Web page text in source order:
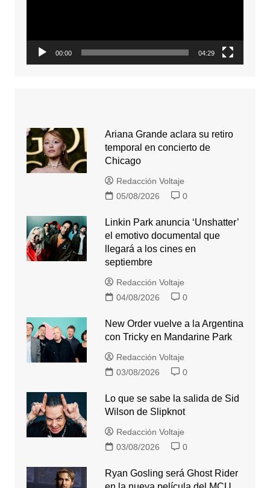
00:00 04:29
Ariana Grande aclara su retiro
temporal en concierto de
Chicago
Redacción Voltaje
05/08/2026
0
Linkin Park anuncia ‘Unshatter’
el emotivo documental que
llegará a los cines en
septiembre
Redacción Voltaje
04/08/2026
0
New Order vuelve a la Argentina
con Tricky en Mandarine Park
Redacción Voltaje
03/08/2026
0
Lo que se sabe la salida de Sid
Wilson de Slipknot
Redacción Voltaje
03/08/2026
0
Ryan Gosling será Ghost Rider